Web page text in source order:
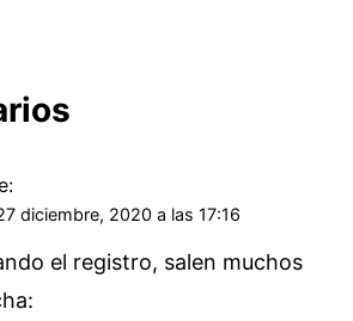
diciembre, 2020 a las 17:16
el registro, salen muchos